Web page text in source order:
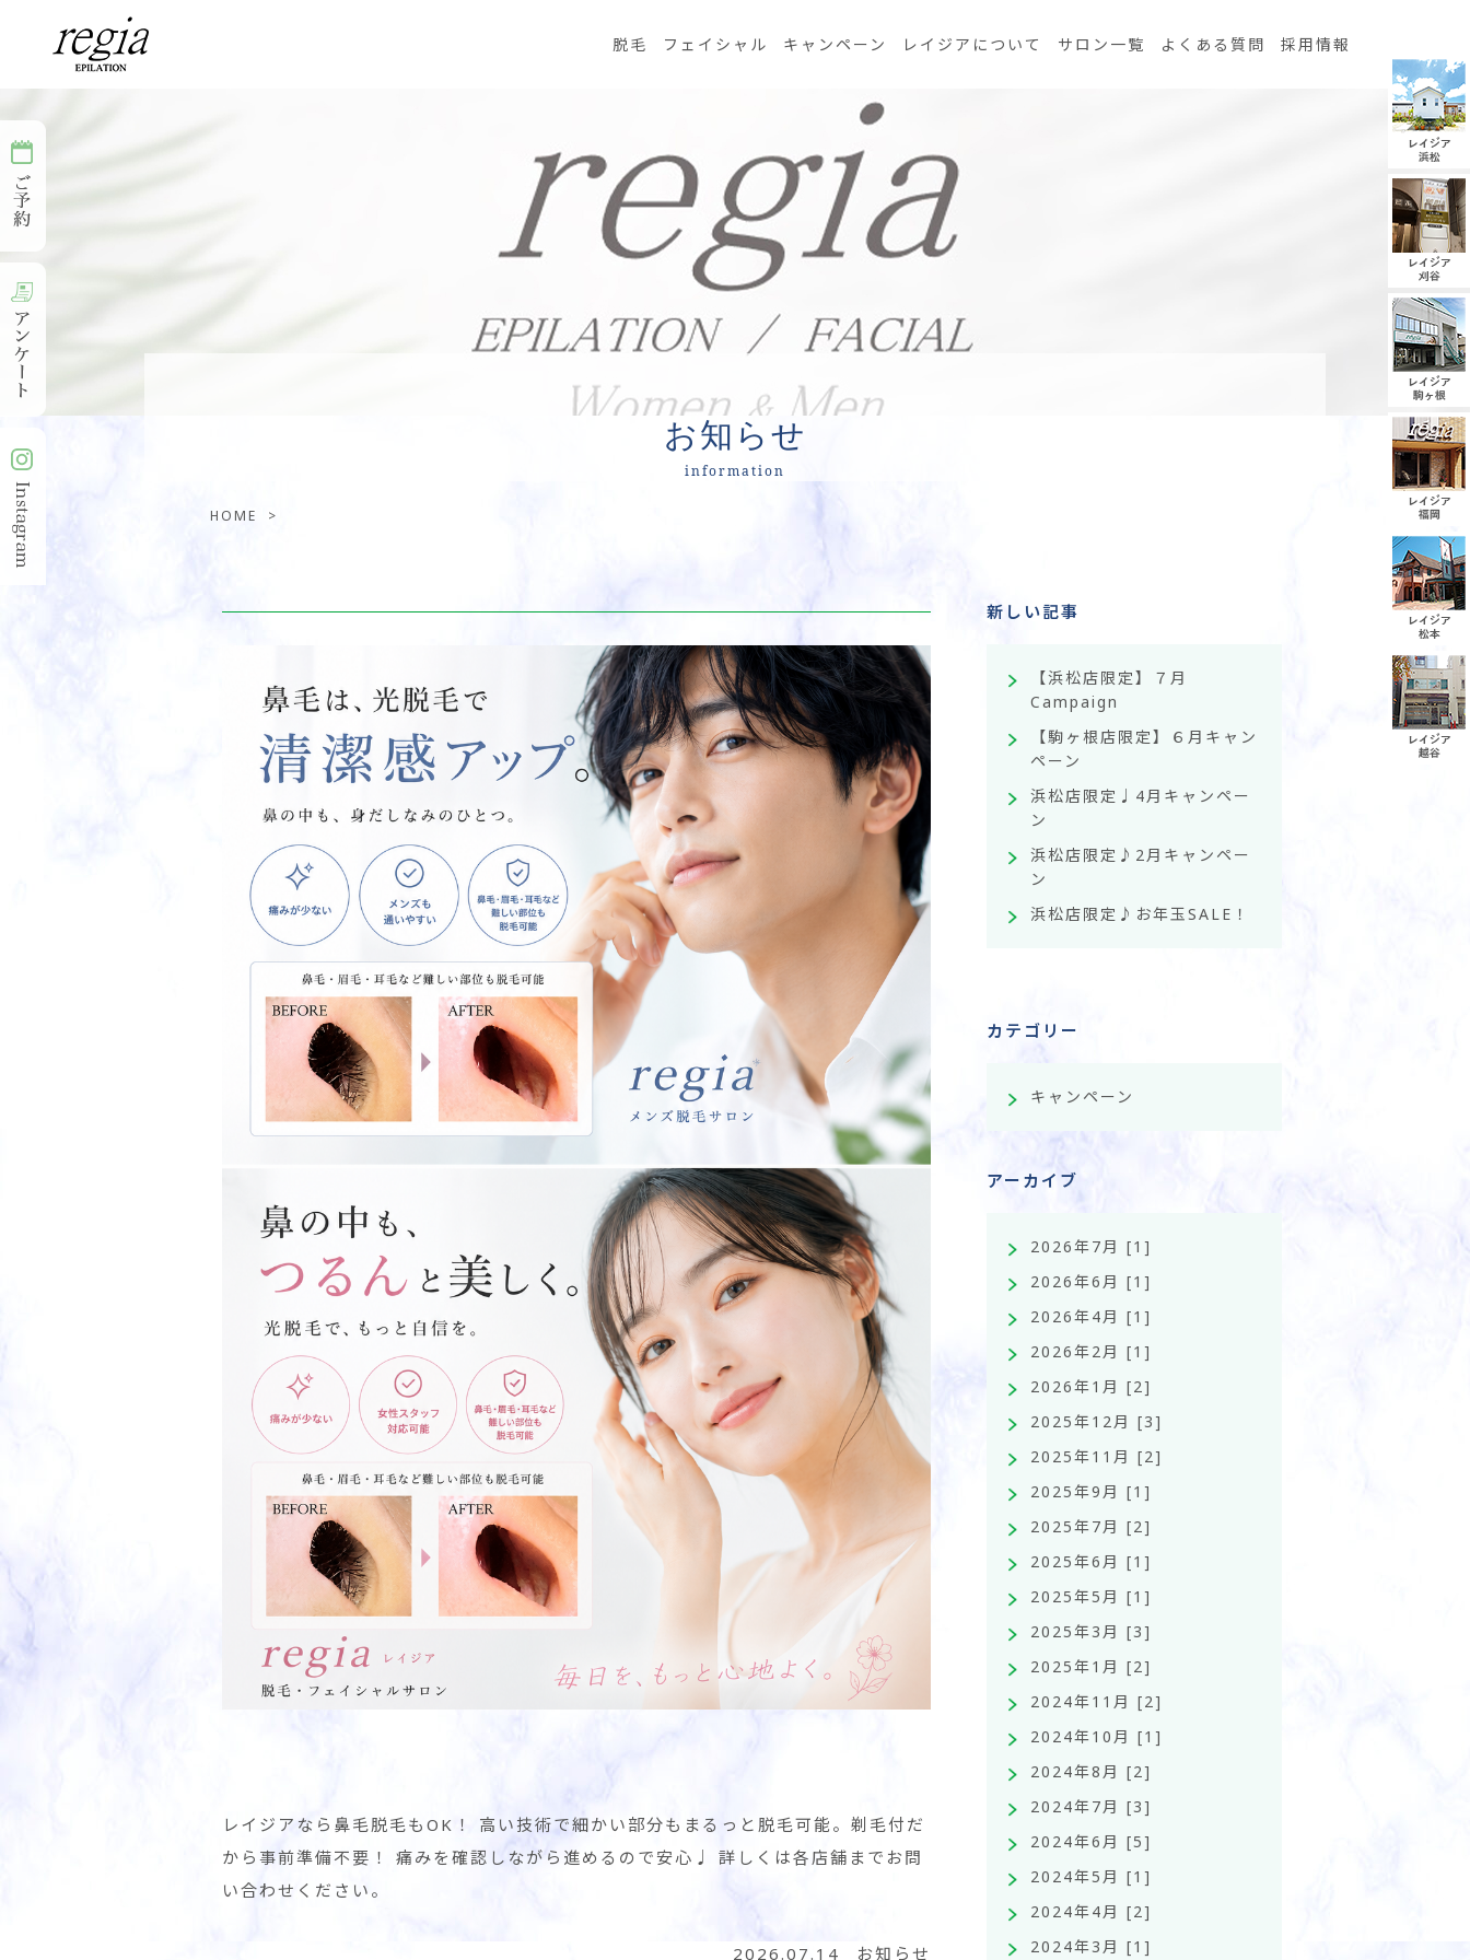
脱毛 フェイシャル キャンペーン レイジアについて サロン一覧 よくある質問 採用情報
お知らせ
information
HOME >
レイジアなら鼻毛脱毛もOK！ 高い技術で細かい部分もまるっと脱毛可能。剃毛付だ
から事前準備不要！ 痛みを確認しながら進めるので安心♩ 詳しくは各店舗までお問
い合わせください。
2026.07.14 お知らせ
新しい記事
【浜松店限定】７月
Campaign
【駒ヶ根店限定】６月キャン
ペーン
浜松店限定♩4月キャンペー
ン
浜松店限定♪2月キャンペー
ン
浜松店限定♪お年玉SALE！
カテゴリー
キャンペーン
アーカイブ
2026年7月 [1]
2026年6月 [1]
2026年4月 [1]
2026年2月 [1]
2026年1月 [2]
2025年12月 [3]
2025年11月 [2]
2025年9月 [1]
2025年7月 [2]
2025年6月 [1]
2025年5月 [1]
2025年3月 [3]
2025年1月 [2]
2024年11月 [2]
2024年10月 [1]
2024年8月 [2]
2024年7月 [3]
2024年6月 [5]
2024年5月 [1]
2024年4月 [2]
2024年3月 [1]